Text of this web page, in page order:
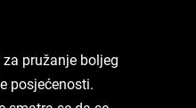
pružanje boljeg
posjećenosti.